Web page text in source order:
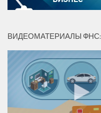
ВИДЕОМАТЕРИАЛЫ ФНС: